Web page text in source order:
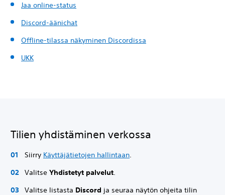
Jaa online-status
Discord-äänichat
Offline-tilassa näkyminen Discordissa
UKK
Tilien yhdistäminen verkossa
Siirry Käyttäjätietojen hallintaan.
Valitse Yhdistetyt palvelut.
Valitse listasta Discord ja seuraa näytön ohjeita tilin